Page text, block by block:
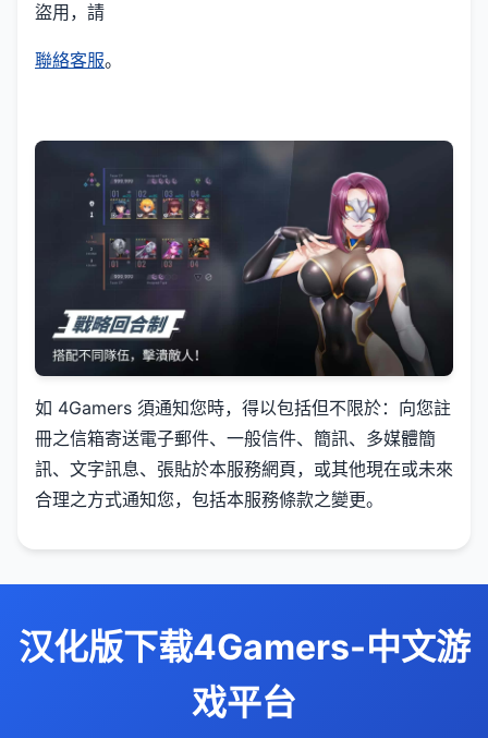
盜用，請
聯絡客服。
如 4Gamers 須通知您時，得以包括但不限於：向您註
冊之信箱寄送電子郵件、一般信件、簡訊、多媒體簡
訊、文字訊息、張貼於本服務網頁，或其他現在或未來
合理之方式通知您，包括本服務條款之變更。
汉化版下载4Gamers-中文游
戏平台